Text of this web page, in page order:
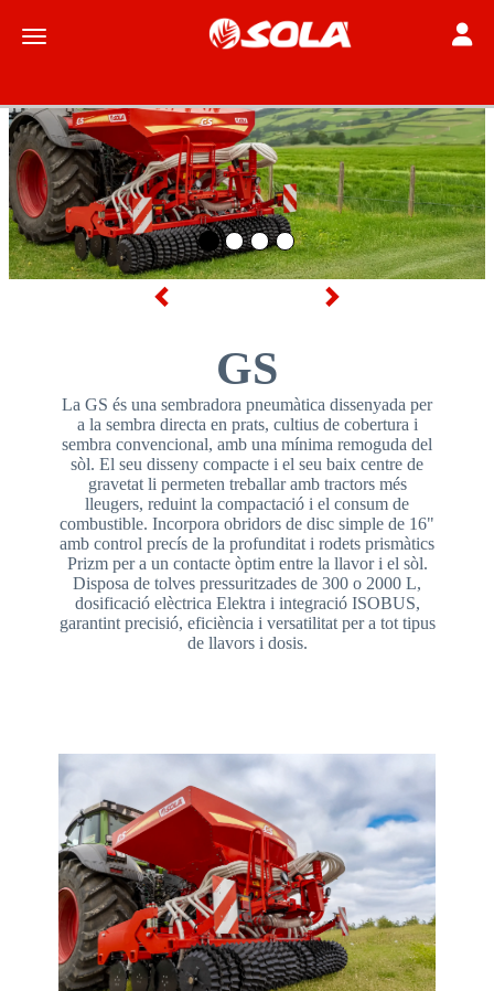
Toggle navigation
Anterior Següent
GS
La GS és una sembradora pneumàtica dissenyada per
a la sembra directa en prats, cultius de cobertura i
sembra convencional, amb una mínima remoguda del
sòl. El seu disseny compacte i el seu baix centre de
gravetat li permeten treballar amb tractors més
lleugers, reduint la compactació i el consum de
combustible. Incorpora obridors de disc simple de 16"
amb control precís de la profunditat i rodets prismàtics
Prizm per a un contacte òptim entre la llavor i el sòl.
Disposa de tolves pressuritzades de 300 o 2000 L,
dosificació elèctrica Elektra i integració ISOBUS,
garantint precisió, eficiència i versatilitat per a tot tipus
de llavors i dosis.